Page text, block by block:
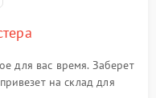
для вас время. Заберет
на склад для